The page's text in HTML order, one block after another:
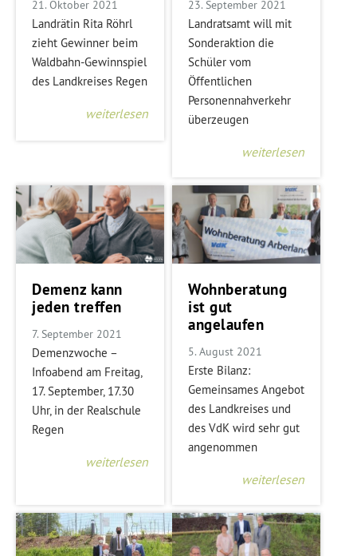
21. Oktober 2021
Landrätin Rita Röhrl
zieht Gewinner beim
Waldbahn-Gewinnspiel
des Landkreises Regen
weiterlesen
23. September 2021
Landratsamt will mit
Sonderaktion die
Schüler vom
Öffentlichen
Personennahverkehr
überzeugen
weiterlesen
Demenz kann
jeden treffen
7. September 2021
Demenzwoche –
Infoabend am Freitag,
17. September, 17.30
Uhr, in der Realschule
Regen
weiterlesen
Wohnberatung
ist gut
angelaufen
5. August 2021
Erste Bilanz:
Gemeinsames Angebot
des Landkreises und
des VdK wird sehr gut
angenommen
weiterlesen